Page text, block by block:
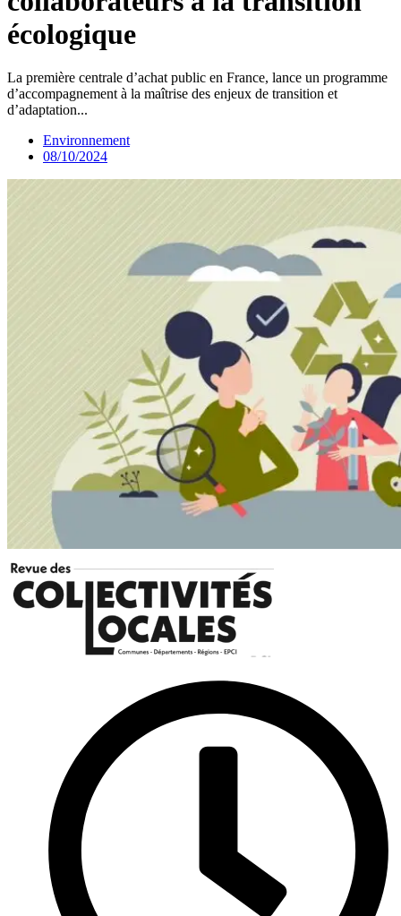
écologique
La première centrale d’achat public en France, lance un programme
d’accompagnement à la maîtrise des enjeux de transition et
d’adaptation...
Environnement
08/10/2024